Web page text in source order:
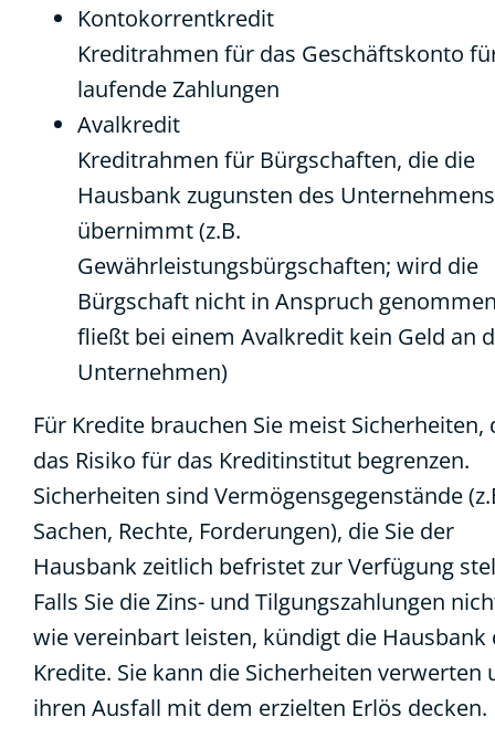
Kontokorrentkredit
Kreditrahmen für das Geschäftskonto
laufende Zahlungen
Avalkredit
Kreditrahmen für Bürgschaften, die die
Hausbank zugunsten des Unternehmens
übernimmt (z.B.
Gewährleistungsbürgschaften; wird die
Bürgschaft nicht in Anspruch
fließt bei einem Avalkredit kein Geld an
Unternehmen)
Für Kredite brauchen Sie meist Sicherheiten,
das Risiko für das Kreditinstitut begrenzen.
Sicherheiten sind Vermögensgegenstände
Sachen, Rechte, Forderungen), die Sie der
Hausbank zeitlich befristet zur Verfügung
Falls Sie die Zins- und Tilgungszahlungen
wie vereinbart leisten, kündigt die Hausbank
Kredite. Sie kann die Sicherheiten verwerten
ihren Ausfall mit dem erzielten Erlös decken.